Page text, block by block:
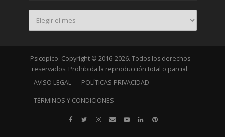
Psicopico. Copyright © 2016-2026. Todos los derechos
reservados. Prohibida la reproducción total o parcial.
AVISO LEGAL
POLÍTICAS PRIVACIDAD
TÉRMINOS Y CONDICIONES